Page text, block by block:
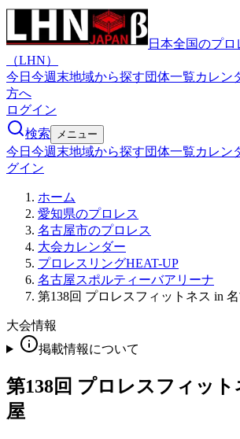
日本全国のプ
（LHN）
今日 今週末地域から探す団体一覧カレン
方へ
ログイン
検索
メニュー
今日 今週末地域から探す団体一覧カレン
グイン
ホーム
愛知県のプロレス
名古屋市のプロレス
大会カレンダー
プロレスリングHEAT-UP
名古屋スポルティーバアリーナ
第138回 プロレスフィットネス in
大会情報
掲載情報について
第138回 プロレスフィッ
屋